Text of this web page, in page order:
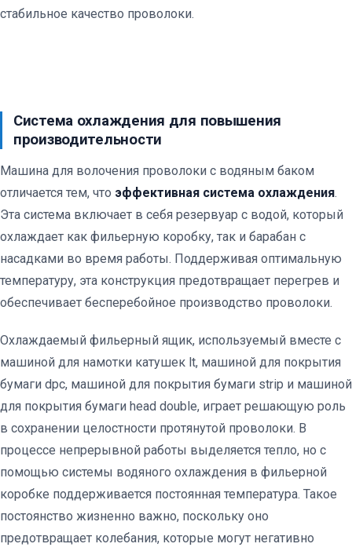
стабильное качество проволоки.
Система охлаждения для повышения
производительности
Машина для волочения проволоки с водяным баком
отличается тем, что эффективная система охлаждения.
Эта система включает в себя резервуар с водой, который
охлаждает как фильерную коробку, так и барабан с
насадками во время работы. Поддерживая оптимальную
температуру, эта конструкция предотвращает перегрев и
обеспечивает бесперебойное производство проволоки.
Охлаждаемый фильерный ящик, используемый вместе с
машиной для намотки катушек lt, машиной для покрытия
бумаги dpc, машиной для покрытия бумаги strip и машиной
для покрытия бумаги head double, играет решающую роль
в сохранении целостности протянутой проволоки. В
процессе непрерывной работы выделяется тепло, но с
помощью системы водяного охлаждения в фильерной
коробке поддерживается постоянная температура. Такое
постоянство жизненно важно, поскольку оно
предотвращает колебания, которые могут негативно